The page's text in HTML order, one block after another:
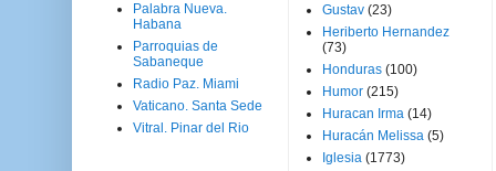
Palabra Nueva.
Habana
Parroquias de
Sabaneque
Radio Paz. Miami
Vaticano. Santa Sede
Vitral. Pinar del Rio
Gustav (23)
Heriberto Hernandez
(73)
Honduras (100)
Humor (215)
Huracan Irma (14)
Huracán Melissa (5)
Iglesia (1773)